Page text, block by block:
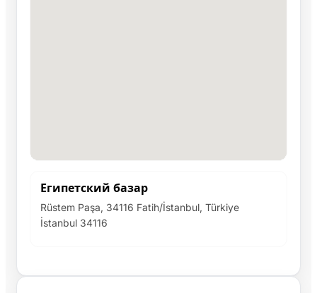
Египетский базар
Rüstem Paşa, 34116 Fatih/İstanbul, Türkiye
İstanbul 34116